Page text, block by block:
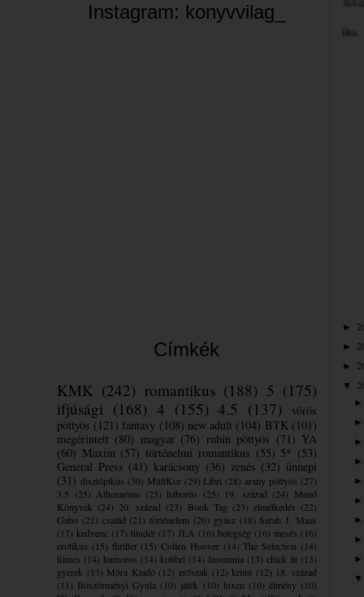
Instagram: konyvvilag_
Címkék
KMK (242) romantikus (188) 5 (175)
ifjúsági (168) 4 (155) 4.5 (137)
vörös
pöttyös (121) fantasy (108) new adult (104) BTK (101)
megérintett (80) magyar (76) rubin pöttyös (71) YA
(60) Maxim (57) történelmi romantikus (55) 5* (53)
General Press (41) karácsony (36) zenés (32) ünnepi
(31) disztópikus (30) MúltKor (29) Libri (28) arany pöttyös (27)
3.5 (25) Athenaeum (25) háborús (25) 19. század (24) Menő
Könyvek (24) 20. század (23) Book Tag (23) elmélkedés (22)
Gabo (21) család (21) történelem (20) gyász (18) Sarah J. Maas
(17) kedvenc (17) tündér (17) JLA (16) betegség (16) mesés (16)
erotikus (15) thriller (15) Collen Hoover (14) The Selection (14)
filmes (14) humoros (14) kolibri (14) Insomnia (13) chick lit (13)
gyerek (13) Móra Kiadó (12) erőszak (12) krimi (12) 18. század
(11) Böszörményi Gyula (10) játék (10) luxen (10) élmény (10)
►
►
►
▼